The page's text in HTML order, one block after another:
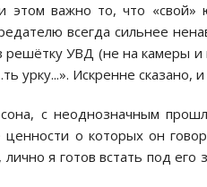
этом важно то, что «свой»
всегда сильнее
решётку УВД (не на камеры
урку...». Искренне сказано,
с неоднозначным
о которых он
я готов встать под